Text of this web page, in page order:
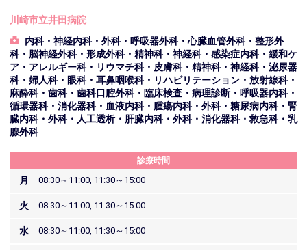
川崎市立井田病院
内科・神経内科・外科・呼吸器外科・心臓血管外科・整形外
科・脳神経外科・形成外科・精神科・神経科・感染症内科・緩和ケ
ア・アレルギー科・リウマチ科・皮膚科・精神科・神経科・泌尿器
科・婦人科・眼科・耳鼻咽喉科・リハビリテーション・放射線科・
麻酔科・歯科・歯科口腔外科・臨床検査・病理診断・呼吸器内科・
循環器科・消化器科・血液内科・腫瘍内科・外科・糖尿病内科・腎
臓内科・外科・人工透析・肝臓内科・外科・消化器科・救急科・乳
腺外科
診療時間
月 08:30～11:00, 11:30～15:00
火 08:30～11:00, 11:30～15:00
水 08:30～11:00, 11:30～15:00